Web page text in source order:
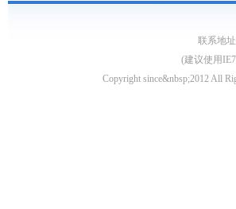
联系地
(建议使用
Copyright since&nbsp;2012 All